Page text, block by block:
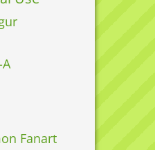
Fanart